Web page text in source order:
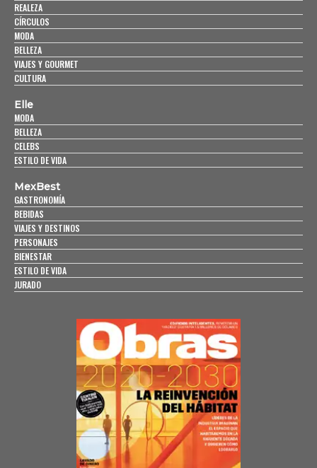
REALEZA
CÍRCULOS
MODA
BELLEZA
VIAJES Y GOURMET
CULTURA
Elle
MODA
BELLEZA
CELEBS
ESTILO DE VIDA
MexBest
GASTRONOMÍA
BEBIDAS
VIAJES Y DESTINOS
PERSONAJES
BIENESTAR
ESTILO DE VIDA
JURADO